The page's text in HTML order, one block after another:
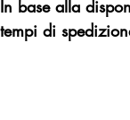
In base alla
tempi di